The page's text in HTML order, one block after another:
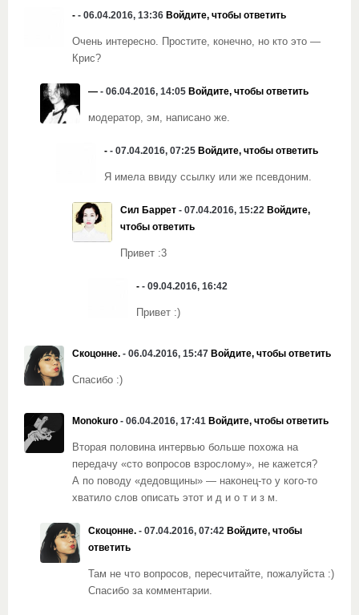
- - 06.04.2016, 13:36 Войдите, чтобы ответить
Очень интересно. Простите, конечно, но кто это —
Крис?
— - 06.04.2016, 14:05 Войдите, чтобы ответить
модератор, эм, написано же.
- - 07.04.2016, 07:25 Войдите, чтобы ответить
Я имела ввиду ссылку или же псевдоним.
Сил Баррет - 07.04.2016, 15:22 Войдите,
чтобы ответить
Привет :3
- - 09.04.2016, 16:42
Привет :)
Скоцонне. - 06.04.2016, 15:47 Войдите, чтобы ответить
Спасибо :)
Monokuro - 06.04.2016, 17:41 Войдите, чтобы ответить
Вторая половина интервью больше похожа на
передачу «сто вопросов взрослому», не кажется?
А по поводу «дедовщины» — наконец-то у кого-то
хватило слов описать этот и д и о т и з м.
Скоцонне. - 07.04.2016, 07:42 Войдите, чтобы
ответить
Там не что вопросов, пересчитайте, пожалуйста :)
Спасибо за комментарии.